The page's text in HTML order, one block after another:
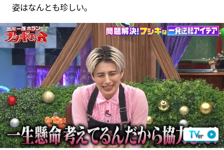
姿はなんとも珍しい。